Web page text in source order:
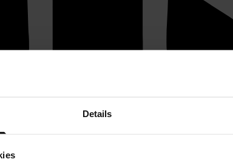
Details